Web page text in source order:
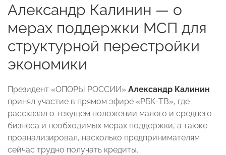
Александр Калинин — о
мерах поддержки МСП для
структурной перестройки
экономики
Президент «ОПОРЫ РОССИИ» Александр Калинин
принял участие в прямом эфире «РБК-ТВ», где
рассказал о текущем положении малого и среднего
бизнеса и необходимых мерах поддержки, а также
проанализировал, насколько предпринимателям
сейчас трудно получать кредиты.